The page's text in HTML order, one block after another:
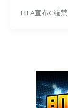
FIFA宣布C羅